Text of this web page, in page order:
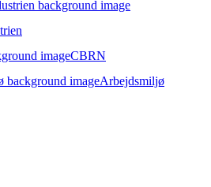
CBRN
Arbejdsmiljø